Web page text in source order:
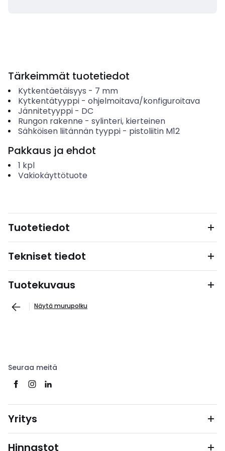
Tärkeimmät tuotetiedot
Kytkentäetäisyys - 7 mm
Kytkentätyyppi- ohjelmoitava/konfiguroitava
Jännitetyyppi- DC
Rungon rakenne - sylinteri, kierteinen
Sähköisen liitännän tyyppi- pistoliitin M12
Pakkaus ja ehdot
1 kpl
Vakiokäyttötuote
Tuotetiedot
Tekniset tiedot
Tuotekuvaus
Näytä murupolku
Seuraa meitä
Yritys
Hinnastot